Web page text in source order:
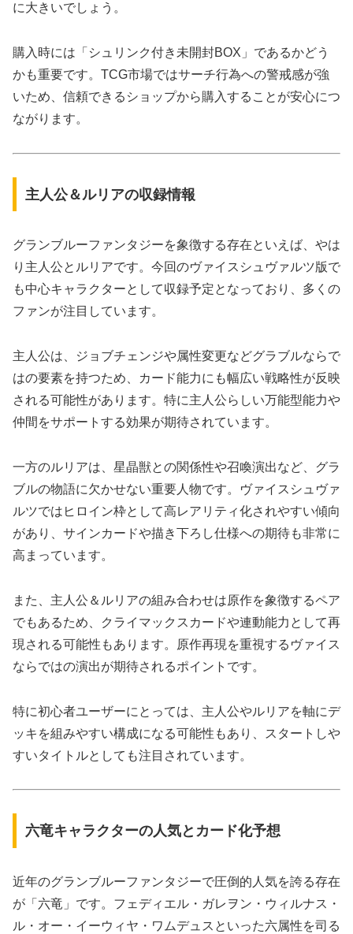
に大きいでしょう。
購入時には「シュリンク付き未開封BOX」であるかどう
かも重要です。TCG市場ではサーチ行為への警戒感が強
いため、信頼できるショップから購入することが安心につ
ながります。
主人公＆ルリアの収録情報
グランブルーファンタジーを象徴する存在といえば、やは
り主人公とルリアです。今回のヴァイスシュヴァルツ版で
も中心キャラクターとして収録予定となっており、多くの
ファンが注目しています。
主人公は、ジョブチェンジや属性変更などグラブルならで
はの要素を持つため、カード能力にも幅広い戦略性が反映
される可能性があります。特に主人公らしい万能型能力や
仲間をサポートする効果が期待されています。
一方のルリアは、星晶獣との関係性や召喚演出など、グラ
ブルの物語に欠かせない重要人物です。ヴァイスシュヴァ
ルツではヒロイン枠として高レアリティ化されやすい傾向
があり、サインカードや描き下ろし仕様への期待も非常に
高まっています。
また、主人公＆ルリアの組み合わせは原作を象徴するペア
でもあるため、クライマックスカードや連動能力として再
現される可能性もあります。原作再現を重視するヴァイス
ならではの演出が期待されるポイントです。
特に初心者ユーザーにとっては、主人公やルリアを軸にデ
ッキを組みやすい構成になる可能性もあり、スタートしや
すいタイトルとしても注目されています。
六竜キャラクターの人気とカード化予想
近年のグランブルーファンタジーで圧倒的人気を誇る存在
が「六竜」です。フェディエル・ガレヲン・ウィルナス・
ル・オー・イーウィヤ・ワムデュスといった六属性を司る